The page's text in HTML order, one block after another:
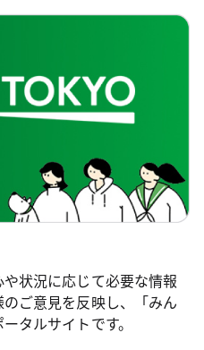
状況に応じて必要な情報
ご意見を反映し、「みん
タルサイトです。